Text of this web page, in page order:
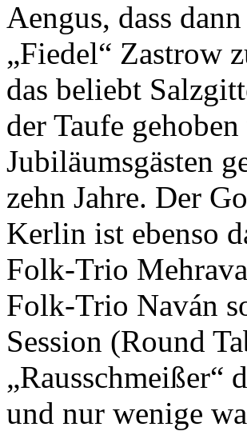
Aengus, dass
„Fiedel“ Zastrow
das beliebt
der Taufe
Jubiläumsgästen
zehn Jahre. Der
Kerlin ist ebenso
Folk-Trio
Folk-Trio Naván
Session (Round
„Rausschmeißer“
und nur wenige